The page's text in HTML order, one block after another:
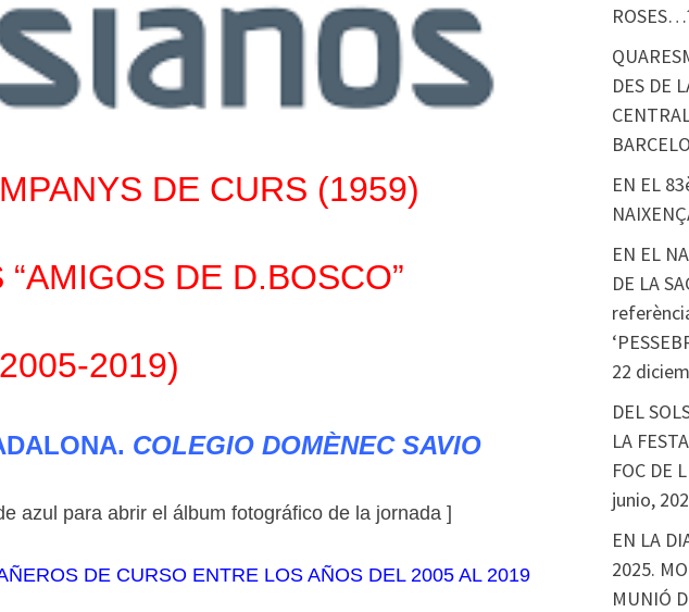
DE CURS (1959)
DE D.BOSCO”
2019)
COLEGIO DOMÈNEC SAVIO
azul para abrir el álbum fotográfico de la jornada ]
DE CURSO ENTRE LOS AÑOS DEL 2005 AL 2019
DES DE
EN EL
EN EL
DE LA
22
DEL
LA
FOC DE
junio,
EN LA
2025.
MUNIÓ